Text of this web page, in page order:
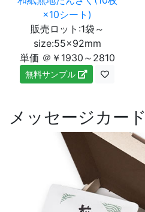
×10シート)
販売ロット:1袋～
size:55×92mm
単価 ＠￥1930～2810
無料サンプル
メッセージカー